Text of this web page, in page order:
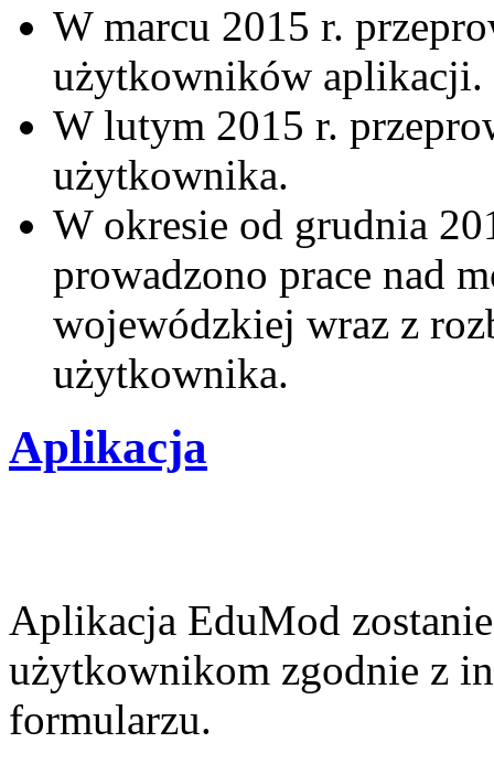
W marcu 2015 r.
użytkowników aplikacji.
W lutym 2015 r.
użytkownika.
W okresie od grudnia
prowadzono prace nad
wojewódzkiej wraz z
użytkownika.
Aplikacja
Aplikacja EduMod
użytkownikom zgodnie z
formularzu.